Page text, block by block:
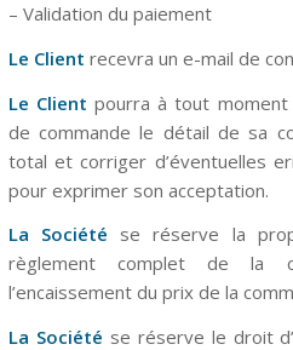
– Validation du paiement
Le Client recevra un e-mail de
Le Client pourra à tout moment
de commande le détail de sa
total et corriger d’éventuelles
pour exprimer son acceptation.
La Société se réserve la
règlement complet de la
l’encaissement du prix de la
La Société se réserve le droit